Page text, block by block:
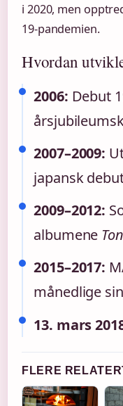
i 2020, men
19-pandemien.
Hvordan
2006: Debut
2007–2009:
japansk
2009–2012:
albumene
2015–2017:
månedlige
13. mars
FLERE